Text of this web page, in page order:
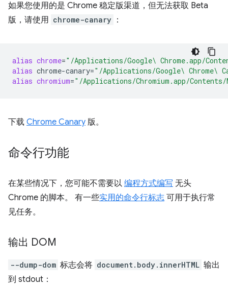
如果您使用的是 Chrome 稳定版渠道，但无法获取 Beta
版，请使用 chrome-canary ：
alias chrome="/Applications/Google\ Chrome.app/
alias chrome-canary="/Applications/Google\ Chrome\
alias chromium="/Applications/Chromium.app/Contents/
下载 Chrome Canary 版。
命令行功能
在某些情况下，您可能不需要以 编程方式编写 无头
Chrome 的脚本。 有一些实用的命令行标志 可用于执行常
见任务。
输出 DOM
--dump-dom 标志会将 document.body.innerHTML 输出
到 stdout：